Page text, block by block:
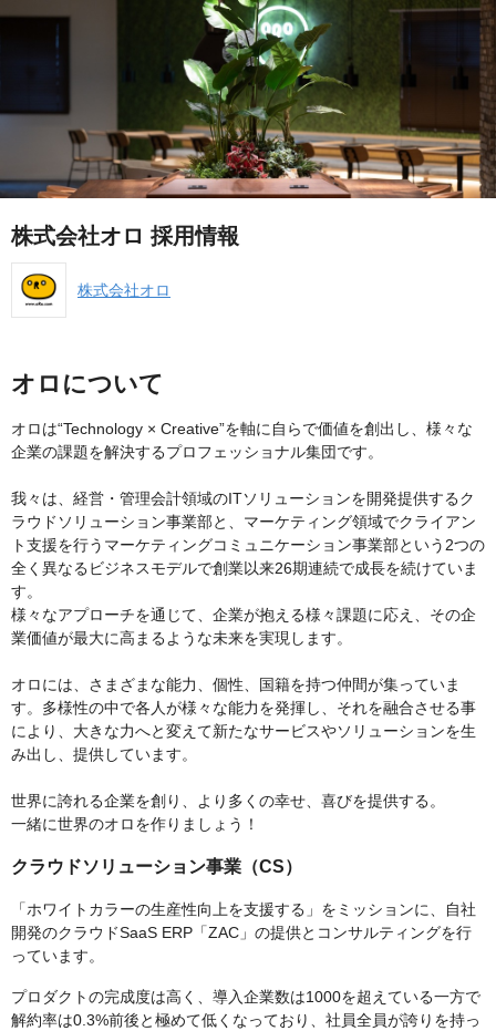
株式会社オロ 採用情報
株式会社オロ
オロについて
オロは“Technology × Creative”を軸に自らで価値を創出し、様々な
企業の課題を解決するプロフェッショナル集団です。
我々は、経営・管理会計領域のITソリューションを開発提供するク
ラウドソリューション事業部と、マーケティング領域でクライアン
ト支援を行うマーケティングコミュニケーション事業部という2つの
全く異なるビジネスモデルで創業以来26期連続で成長を続けていま
す。
様々なアプローチを通じて、企業が抱える様々課題に応え、その企
業価値が最大に高まるような未来を実現します。
オロには、さまざまな能力、個性、国籍を持つ仲間が集っていま
す。多様性の中で各人が様々な能力を発揮し、それを融合させる事
により、大きな力へと変えて新たなサービスやソリューションを生
み出し、提供しています。
世界に誇れる企業を創り、より多くの幸せ、喜びを提供する。
一緒に世界のオロを作りましょう！
クラウドソリューション事業（CS）
「ホワイトカラーの生産性向上を支援する」をミッションに、自社
開発のクラウドSaaS ERP「ZAC」の提供とコンサルティングを行
っています。
プロダクトの完成度は高く、導入企業数は1000を超えている一方で
解約率は0.3%前後と極めて低くなっており、社員全員が誇りを持っ